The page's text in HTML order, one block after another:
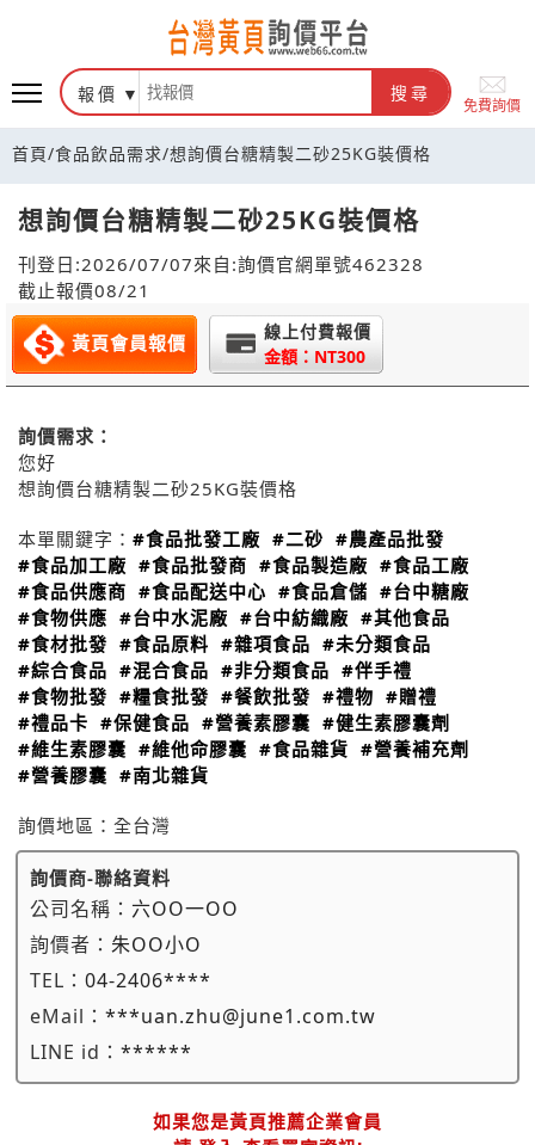
報價 搜尋
免費詢價
首頁/食品飲品需求/想詢價台糖精製二砂25KG裝價格
想詢價台糖精製二砂25KG裝價格
刊登日:2026/07/07來自:詢價官網單號462328
截止報價08/21
黃頁會員報價
線上付費報價
金額：NT300
詢價需求：
您好
想詢價台糖精製二砂25KG裝價格
本單關鍵字： #食品批發工廠 #二砂 #農產品批發
#食品加工廠 #食品批發商 #食品製造廠 #食品工廠
#食品供應商 #食品配送中心 #食品倉儲 #台中糖廠
#食物供應 #台中水泥廠 #台中紡織廠 #其他食品
#食材批發 #食品原料 #雜項食品 #未分類食品
#綜合食品 #混合食品 #非分類食品 #伴手禮
#食物批發 #糧食批發 #餐飲批發 #禮物 #贈禮
#禮品卡 #保健食品 #營養素膠囊 #健生素膠囊劑
#維生素膠囊 #維他命膠囊 #食品雜貨 #營養補充劑
#營養膠囊 #南北雜貨
詢價地區： 全台灣
詢價商-聯絡資料
公司名稱： 六OO一OO
詢價者： 朱OO小O
TEL： 04-2406****
eMail： ***uan.zhu@june1.com.tw
LINE id： ******
如果您是黃頁推薦企業會員